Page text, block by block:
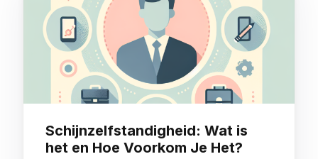
Schijnzelfstandigheid: Wat is
het en Hoe Voorkom Je Het?